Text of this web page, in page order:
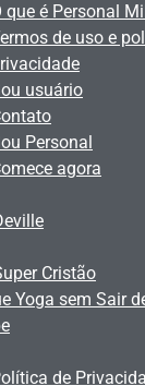
que é Personal
de uso e
usuário
Personal
agora
Cristão
Yoga sem Sair
de